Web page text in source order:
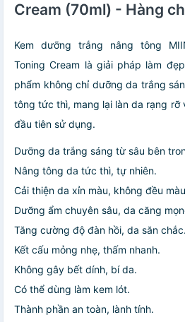
Cream (70ml) - Hàng
Kem dưỡng trắng nâng tông
Toning Cream là giải pháp làm
phẩm không chỉ dưỡng da trắng
tông tức thì, mang lại làn da rạng
đầu tiên sử dụng.
Dưỡng da trắng sáng từ sâu bên
Nâng tông da tức thì, tự nhiên.
Cải thiện da xỉn màu, không đều
Dưỡng ẩm chuyên sâu, da căng
Tăng cường độ đàn hồi, da săn chắc.
Kết cấu mỏng nhẹ, thấm nhanh.
Không gây bết dính, bí da.
Có thể dùng làm kem lót.
Thành phần an toàn, lành tính.